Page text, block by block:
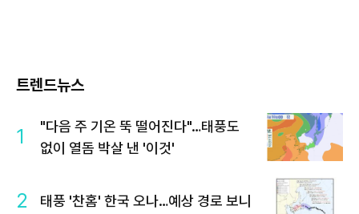
트렌드뉴스
1
"다음 주 기온 뚝 떨어진다"…태풍도
없이 열돔 박살 낸 '이것'
2 태풍 '찬홈' 한국 오나…예상 경로 보니